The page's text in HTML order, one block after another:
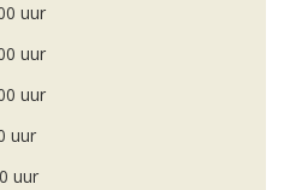
uur
uur
uur
uur
uur